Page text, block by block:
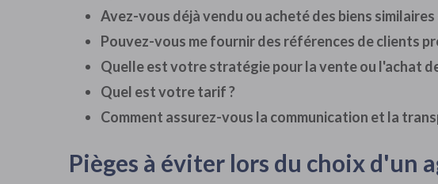
Avez-vous déjà vendu ou acheté des biens similaires
Pouvez-vous me fournir des références de clients
Quelle est votre stratégie pour la vente ou l'achat
Quel est votre tarif ?
Comment assurez-vous la communication et la
Pièges à éviter lors du choix d'un